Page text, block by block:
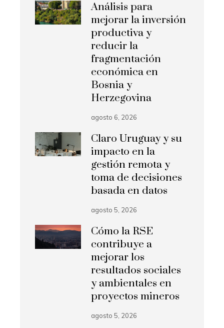
Análisis para
mejorar la inversión
productiva y
reducir la
fragmentación
económica en
Bosnia y
Herzegovina
agosto 6, 2026
Claro Uruguay y su
impacto en la
gestión remota y
toma de decisiones
basada en datos
agosto 5, 2026
Cómo la RSE
contribuye a
mejorar los
resultados sociales
y ambientales en
proyectos mineros
agosto 5, 2026